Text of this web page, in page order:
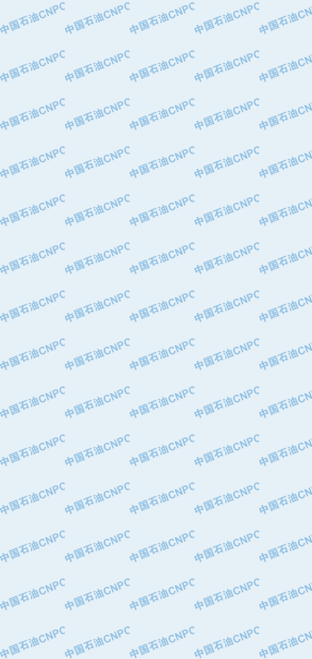
·中国石油华北油田公司
·中国石油锦西石化分公司
·天津钢管集团股份有限公司
·深圳市肯多斯实业发展有限公司
·瓦卢瑞克.曼内斯曼石油专用管（德
·无锡西姆莱斯石油专用管制造有限公
·武汉钢铁（集团）公司
·太原钢铁(集团)有限公司
·马鞍山钢铁股份有限公司
·中国石油天然气股份有限公司兰州石